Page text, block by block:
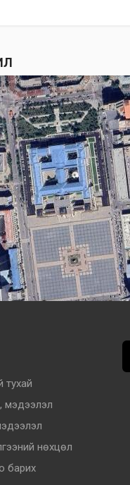
тухай
мэдээлэл
нөхцөл
барих